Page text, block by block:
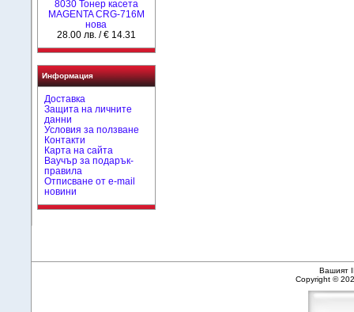
8030 Тонер касета
MAGENTA CRG-716M
нова
28.00 лв. / € 14.31
Информация
Доставка
Защита на личните
данни
Условия за ползване
Контакти
Карта на сайта
Ваучър за подарък-
правила
Отписване от e-mail
новини
Вашият
Copyright ©